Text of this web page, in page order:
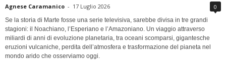
Agnese Caramanico - 17 Luglio 2026 0
Se la storia di Marte fosse una serie televisiva, sarebbe divisa in tre grandi
stagioni: il Noachiano, l’Esperiano e l’Amazoniano. Un viaggio attraverso
miliardi di anni di evoluzione planetaria, tra oceani scomparsi, gigantesche
eruzioni vulcaniche, perdita dell’atmosfera e trasformazione del pianeta nel
mondo arido che osserviamo oggi.